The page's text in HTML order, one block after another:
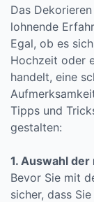
Das
lohnende
Egal, ob es
Hochzeit oder
handelt, eine
Tipps und
gestalten:
1. Auswahl
Bevor Sie mit
sicher, dass